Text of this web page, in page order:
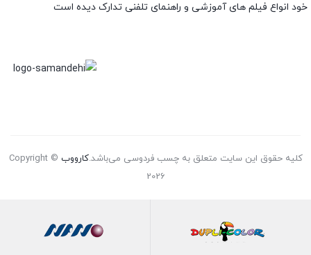
خود انواع فیلم های آموزشی و راهنمای تلفنی تدارک دیده است
کلیه حقوق این سایت متعلق به چسب فردوسی می‌باشد.کارووب Copyright ©
2026